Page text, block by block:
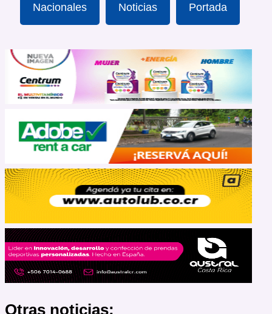
Nacionales Noticias Portada
Otras noticias: